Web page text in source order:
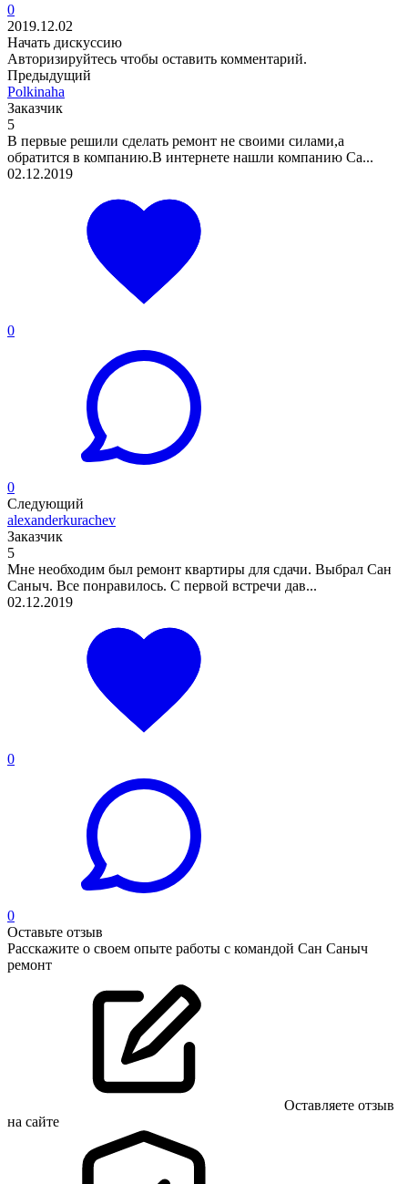
0
2019.12.02
Начать дискуссию
Авторизируйтесь чтобы оставить комментарий.
Предыдущий
Polkinaha
Заказчик
5
В первые решили сделать ремонт не своими силами,а
обратится в компанию.В интернете нашли компанию Са...
02.12.2019
0
0
Следующий
alexanderkurachev
Заказчик
5
Мне необходим был ремонт квартиры для сдачи. Выбрал Сан
Саныч. Все понравилось. С первой встречи дав...
02.12.2019
0
0
Оставьте отзыв
Расскажите о своем опыте работы с командой Сан Саныч
ремонт
Оставляете отзыв
на сайте